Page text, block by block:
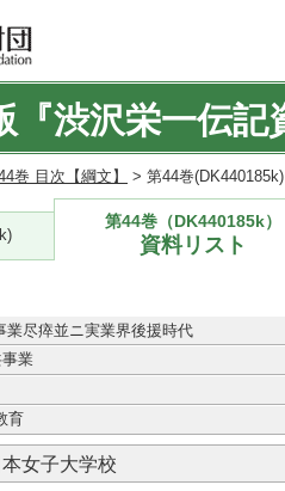
『渋沢栄一伝記
巻 目次【綱文】 > 第44巻
第44巻（DK440185k）
資料リスト
尽瘁並ニ実業界後援時代
業
育
女子大学校